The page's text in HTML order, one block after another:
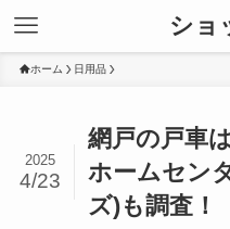
ショ
ホーム 日用品
網戸の戸車
ホームセン
ズ)も調査！
2025
4/23